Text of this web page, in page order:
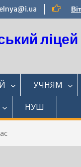
ліцей
УЧНЯМ
НУШ